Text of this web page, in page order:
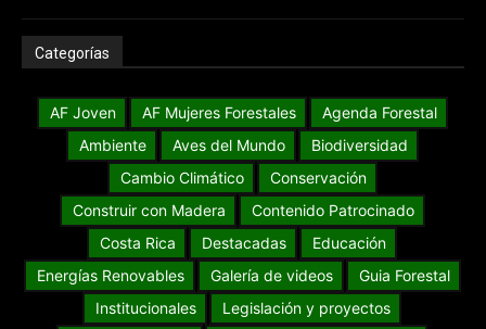
Categorías
AF Joven AF Mujeres Forestales
Agenda Forestal
Ambiente
Aves del Mundo
Biodiversidad
Cambio Climático
Conservación
Construir con Madera
Contenido Patrocinado
Costa Rica
Destacadas
Educación
Energías Renovables
Galería de videos
Guia Forestal
Institucionales
Legislación y proyectos